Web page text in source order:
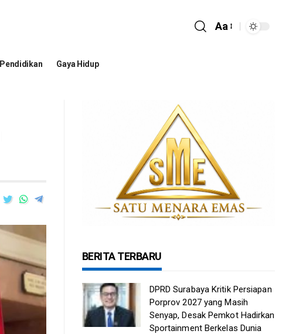
Aa
Pendidikan Gaya Hidup
BERITA TERBARU
DPRD Surabaya Kritik Persiapan
Porprov 2027 yang Masih
Senyap, Desak Pemkot Hadirkan
Sportainment Berkelas Dunia